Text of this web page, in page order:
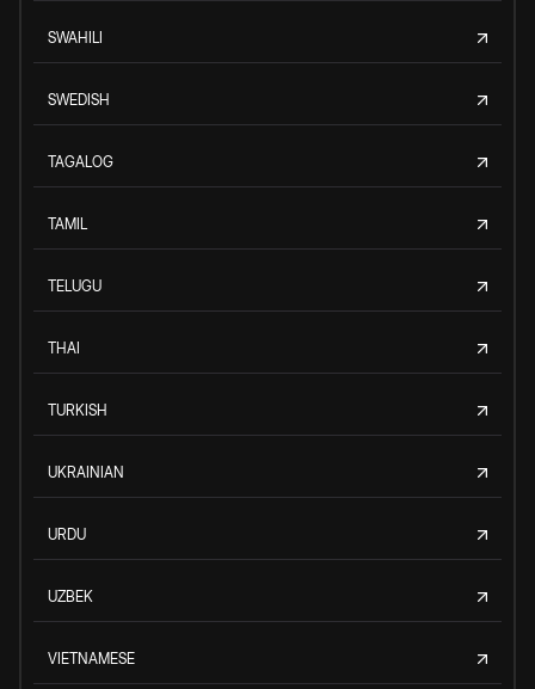
SWAHILI
SWEDISH
TAGALOG
TAMIL
TELUGU
THAI
TURKISH
UKRAINIAN
URDU
UZBEK
VIETNAMESE